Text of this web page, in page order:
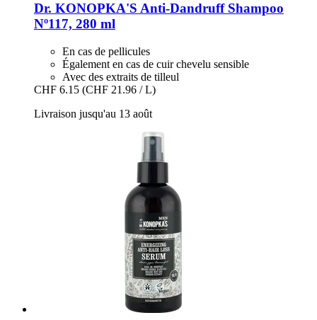
Dr. KONOPKA'S Anti-​Dandruff Shampoo
Nº117, 280 ml
En cas de pellicules
Également en cas de cuir chevelu sensible
Avec des extraits de tilleul
CHF 6.15 (CHF 21.96 / L)
Livraison jusqu'au 13 août